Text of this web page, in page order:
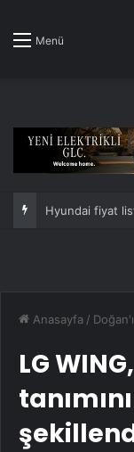
Menü
Renault fiyat
Anasayfa /
LG